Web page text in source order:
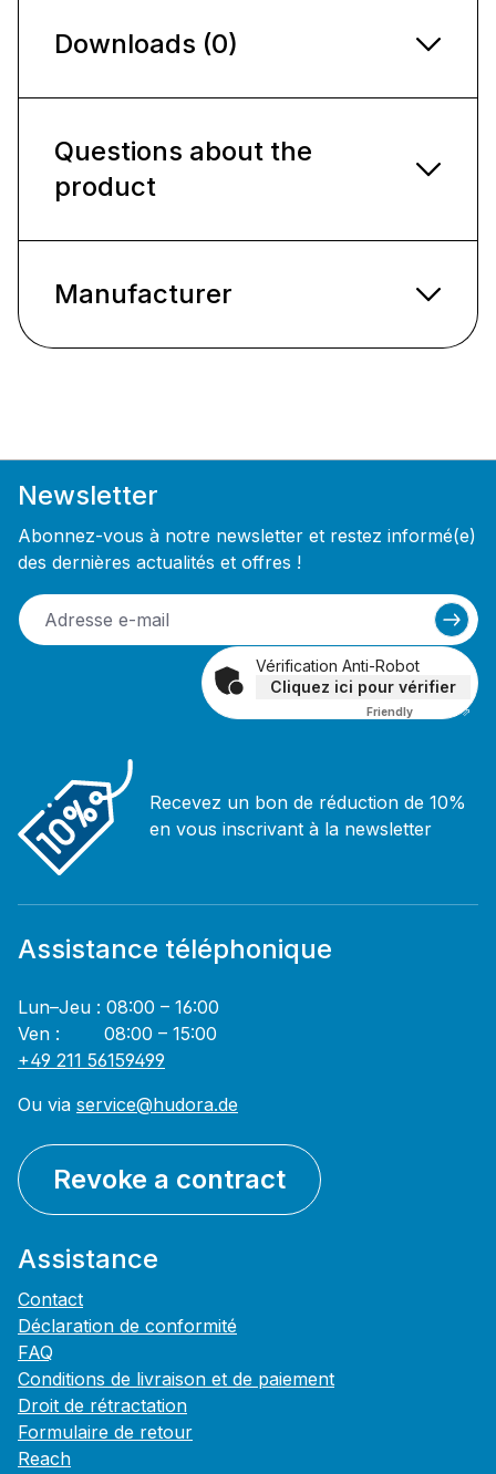
Downloads (0)
Questions about the
product
Manufacturer
Newsletter
Abonnez-vous à notre newsletter et restez informé(e)
des dernières actualités et offres !
Vérification Anti-Robot
Cliquez ici pour vérifier
Friendly Captcha ⇗
Recevez un bon de réduction de 10%
en vous inscrivant à la newsletter
Assistance téléphonique
Lun–Jeu : 08:00 – 16:00
Ven : 08:00 – 15:00
+49 211 56159499
Ou via service@hudora.de
Revoke a contract
Assistance
Contact
Déclaration de conformité
FAQ
Conditions de livraison et de paiement
Droit de rétractation
Formulaire de retour
Reach